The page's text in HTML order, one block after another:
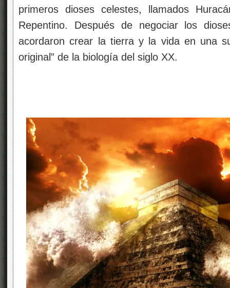
primeros dioses celestes, llamados
Repentino. Después de negociar los
acordaron crear la tierra y la vida en una
original” de la biología del siglo XX.